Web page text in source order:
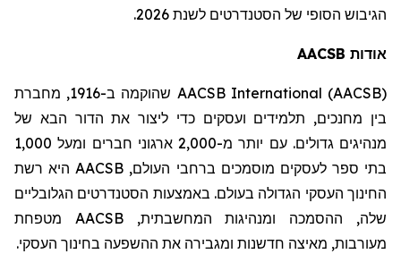
הגיבוש הסופי של הסטנדרטים לשנת 2026.
אודות AACSB
AACSB International (AACSB) שהוקמה ב-1916,
מחברת
בין מחנכים, תלמידים ועסקים כדי ליצור את הדור הבא של
מנהיגים גדולים. עם יותר מ-2,000 ארגוני חברים ומעל 1,000
בתי ספר לעסקים מוסמכים ברחבי העולם, AACSBהיא רשת
החינוך העסקי הגדולה בעולם. באמצעות הסטנדרטים הגלובליים
שלה, ההסמכה ומנהיגות המחשבתית,AACSB מטפחת
מעורבות, מאיצה חדשנות ומגבירה את ההשפעה בחינוך העסקי.